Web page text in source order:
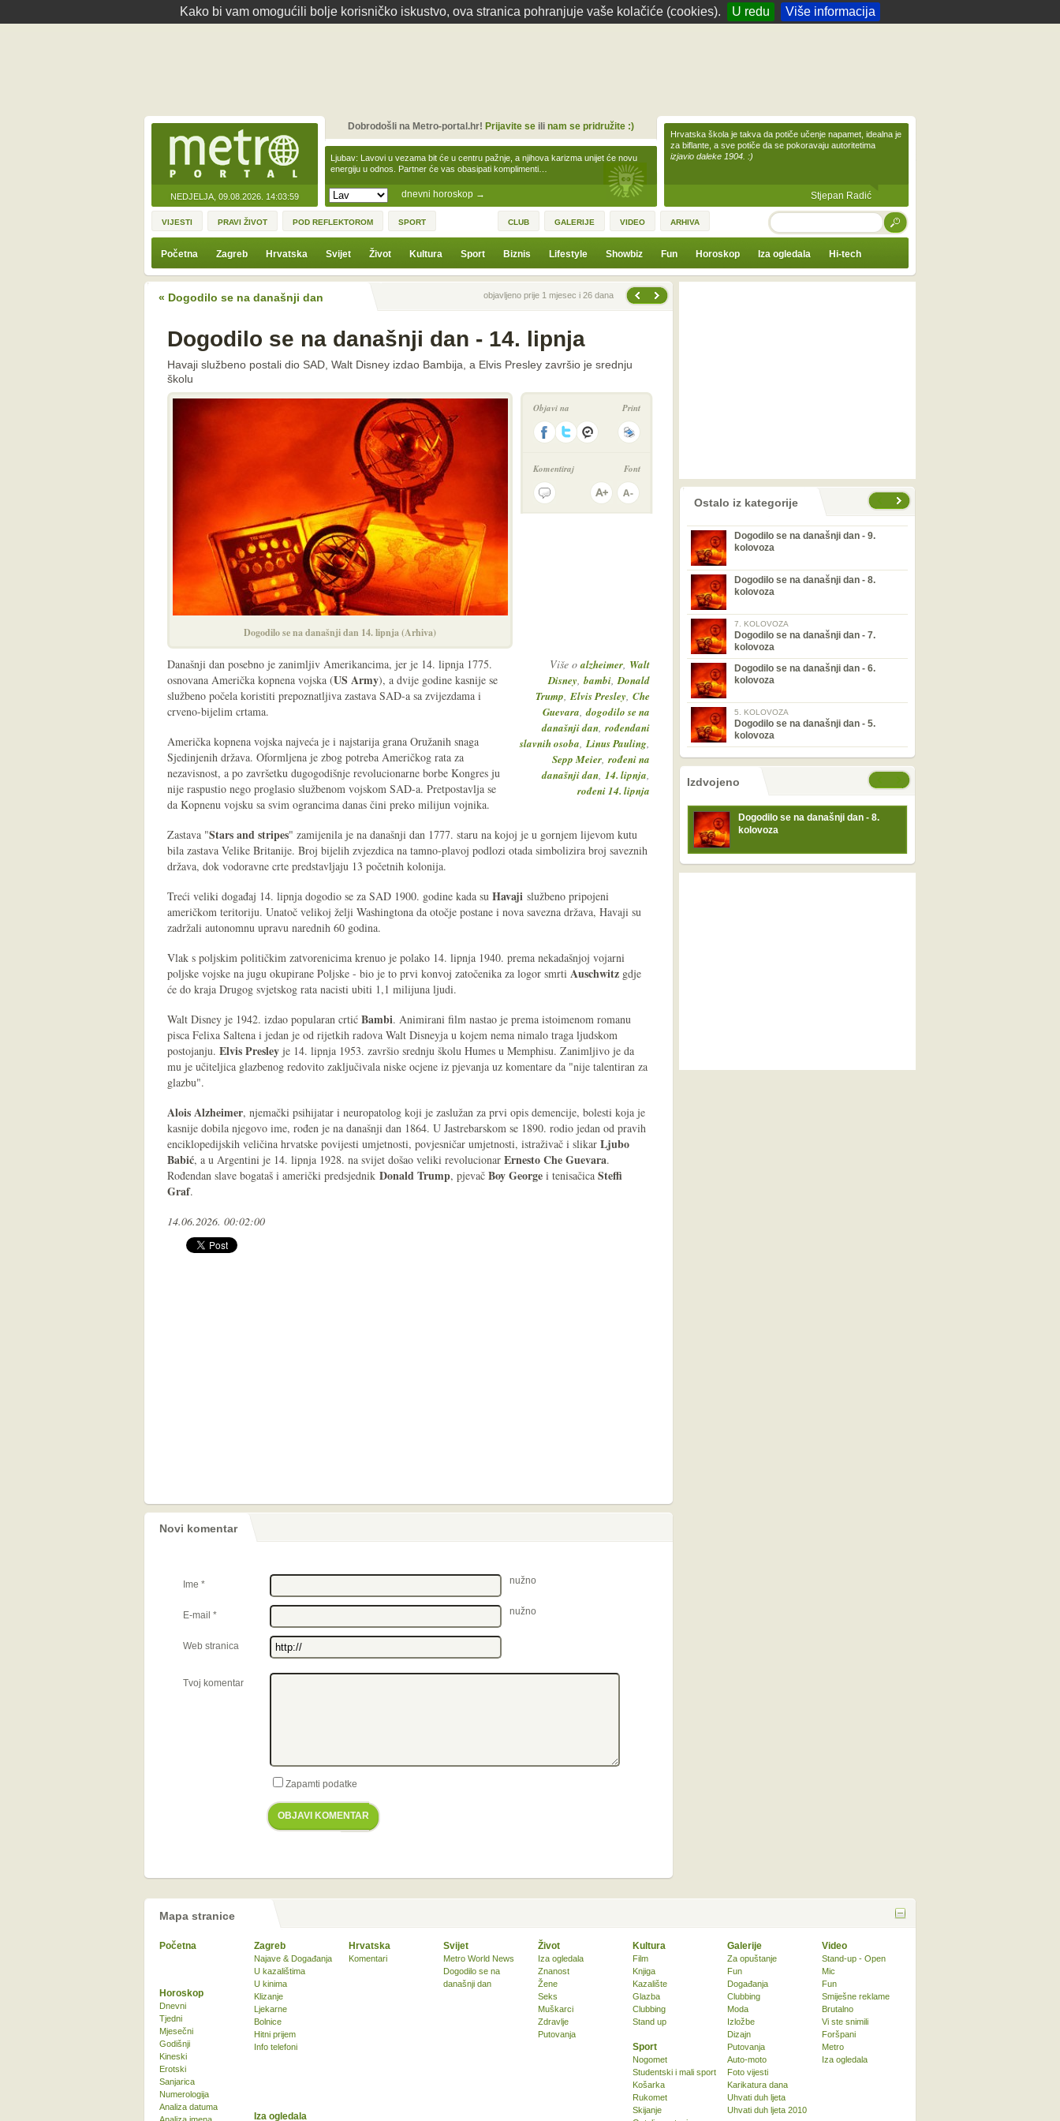
Kako bi vam omogućili bolje korisničko iskustvo, ova stranica pohranjuje vaše kolačiće (cookies). U redu Više informacija
NEDJELJA, 09.08.2026. 14:03:59 dnevni horoskop →
Ljubav: Lavovi u vezama bit će u centru pažnje, a njihova karizma unijet će novu
energiju u odnos. Partner će vas obasipati komplimenti…
Dobrodošli na Metro-portal.hr! Prijavite seili nam se pridružite :)
Hrvatska škola je takva da potiče učenje napamet, idealna je
za biflante, a sve potiče da se pokoravaju autoritetima
izjavio daleke 1904. :)
Stjepan Radić
VIJESTI PRAVI ŽIVOT POD REFLEKTOROM SPORT CLUB GALERIJE VIDEO ARHIVA TRAŽI
Početna Zagreb Hrvatska Svijet Život Kultura Sport Biznis Lifestyle Showbiz Fun Horoskop Iza ogledala Hi-tech
« Dogodilo se na današnji dan Prethodna vijestobjavljeno prije 1 mjesec i 26 dana
Dogodilo se na današnji dan - 14. lipnja
Havaji službeno postali dio SAD, Walt Disney izdao Bambija, a Elvis Presley završio je srednju
školu
Dogodilo se na današnji dan 14. lipnja (Arhiva)
Objavi na Print
Komentiraj Font
Više oalzheimer, Walt
Disney, bambi,Donald
Trump,Elvis Presley, Che
Guevara,dogodilo se na
današnji dan,rođendani
slavnih osoba,Linus Pauling,
Sepp Meier,rođeni na
današnji dan, 14. lipnja,
rođeni 14. lipnja
Današnji dan posebno je zanimljiv Amerikancima, jer je 14. lipnja 1775.
osnovana Američka kopnena vojska (US Army), a dvije godine kasnije se
službeno počela koristiti prepoznatljiva zastava SAD-a sa zvijezdama i
crveno-bijelim crtama.
Američka kopnena vojska najveća je i najstarija grana Oružanih snaga
Sjedinjenih država. Oformljena je zbog potreba Američkog rata za
nezavisnost, a po završetku dugogodišnje revolucionarne borbe Kongres ju
nije raspustio nego proglasio službenom vojskom SAD-a. Pretpostavlja se
da Kopnenu vojsku sa svim ograncima danas čini preko milijun vojnika.
Zastava "Stars and stripes" zamijenila je na današnji dan 1777. staru na kojoj je u gornjem lijevom kutu
bila zastava Velike Britanije. Broj bijelih zvjezdica na tamno-plavoj podlozi otada simbolizira broj saveznih
država, dok vodoravne crte predstavljaju 13 početnih kolonija.
Treći veliki događaj 14. lipnja dogodio se za SAD 1900. godine kada su Havaji službeno pripojeni
američkom teritoriju. Unatoč velikoj želji Washingtona da otočje postane i nova savezna država, Havaji su
zadržali autonomnu upravu narednih 60 godina.
Vlak s poljskim političkim zatvorenicima krenuo je polako 14. lipnja 1940. prema nekadašnjoj vojarni
poljske vojske na jugu okupirane Poljske - bio je to prvi konvoj zatočenika za logor smrti Auschwitz gdje
će do kraja Drugog svjetskog rata nacisti ubiti 1,1 milijuna ljudi.
Walt Disney je 1942. izdao popularan crtić Bambi. Animirani film nastao je prema istoimenom romanu
pisca Felixa Saltena i jedan je od rijetkih radova Walt Disneyja u kojem nema nimalo traga ljudskom
postojanju. Elvis Presley je 14. lipnja 1953. završio srednju školu Humes u Memphisu. Zanimljivo je da
mu je učiteljica glazbenog redovito zaključivala niske ocjene iz pjevanja uz komentare da "nije talentiran za
glazbu".
Alois Alzheimer, njemački psihijatar i neuropatolog koji je zaslužan za prvi opis demencije, bolesti koja je
kasnije dobila njegovo ime, rođen je na današnji dan 1864. U Jastrebarskom se 1890. rodio jedan od pravih
enciklopedijskih veličina hrvatske povijesti umjetnosti, povjesničar umjetnosti, istraživač i slikar Ljubo
Babić, a u Argentini je 14. lipnja 1928. na svijet došao veliki revolucionar Ernesto Che Guevara.
Rođendan slave bogataš i američki predsjednik Donald Trump, pjevač Boy George i tenisačica Steffi
Graf.
14.06.2026. 00:02:00
Novi komentar
Ime * nužno
E-mail * nužno
Web stranica
Tvoj komentar
Zapamti podatke
OBJAVI KOMENTAR
prethodno Ostalo iz kategorije
Dogodilo se na današnji dan - 9.
kolovoza
Dogodilo se na današnji dan - 8.
kolovoza
7. KOLOVOZA
Dogodilo se na današnji dan - 7.
kolovoza
Dogodilo se na današnji dan - 6.
kolovoza
5. KOLOVOZA
Dogodilo se na današnji dan - 5.
kolovoza
nema prethodne stranice
nema sljedeće stranice
Izdvojeno
Dogodilo se na današnji dan - 8.
kolovoza
Mapa stranice
Početna Zagreb
Najave & Događanja
U kazalištima
U kinima
Klizanje
Ljekarne
Bolnice
Hitni prijem
Info telefoni
Hrvatska
Komentari
Svijet
Metro World News
Dogodilo se na
današnji dan
Život
Iza ogledala
Znanost
Žene
Seks
Muškarci
Zdravlje
Putovanja
Kultura
Film
Knjiga
Kazalište
Glazba
Clubbing
Stand up
Sport
Nogomet
Studentski i mali sport
Košarka
Rukomet
Skijanje
Horoskop
Dnevni
Tjedni
Mjesečni
Godišnji
Kineski
Erotski
Sanjarica
Numerologija
Analiza datuma
Iza ogledala
Galerije
Za opuštanje
Fun
Događanja
Clubbing
Moda
Izložbe
Dizajn
Putovanja
Auto-moto
Foto vijesti
Karikatura dana
Uhvati duh ljeta
Uhvati duh ljeta 2010
Video
Stand-up - Open
Mic
Fun
Smiješne reklame
Brutalno
Vi ste snimili
Foršpani
Metro
Iza ogledala